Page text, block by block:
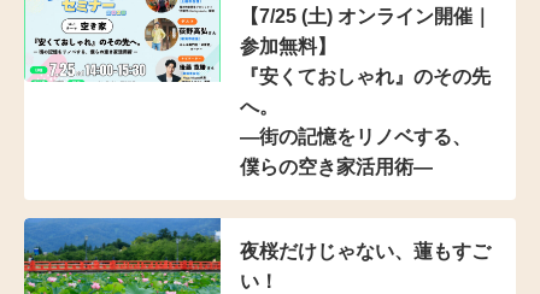
【7/25 (土) オンライン開催｜
参加無料】
『安くておしゃれ』のその先
へ。
―街の記憶をリノベする、
僕らの空き家活用術―
夜桜だけじゃない、蓮もすご
い！